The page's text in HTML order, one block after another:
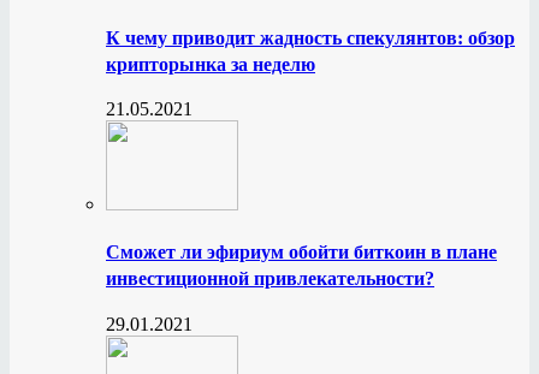
К чему приводит жадность спекулянтов: обзор
крипторынка за неделю
21.05.2021
Сможет ли эфириум обойти биткоин в плане
инвестиционной привлекательности?
29.01.2021